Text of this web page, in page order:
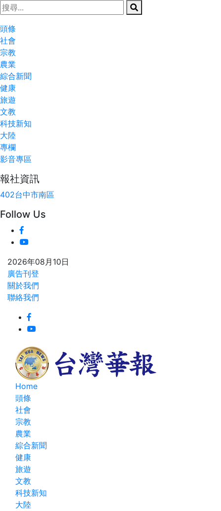
頭條
社會
宗教
農業
綜合新聞
健康
旅遊
文教
科技新知
大陸
專欄
影音專區
報社資訊
402台中市南區
Follow Us
2026年08月10日
廣告刊登
關於我們
聯絡我們
Home
頭條
社會
宗教
農業
綜合新聞
健康
旅遊
文教
科技新知
大陸